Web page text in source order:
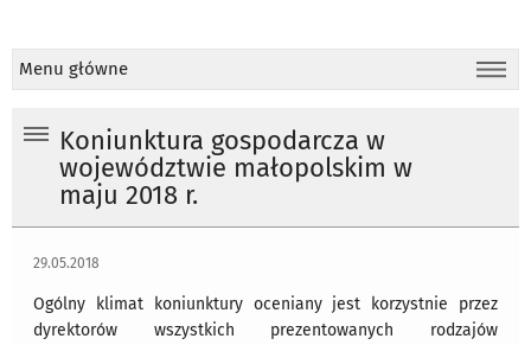
Menu główne
Koniunktura gospodarcza w
województwie małopolskim w
maju 2018 r.
29.05.2018
Ogólny klimat koniunktury oceniany jest korzystnie przez
dyrektorów wszystkich prezentowanych rodzajów